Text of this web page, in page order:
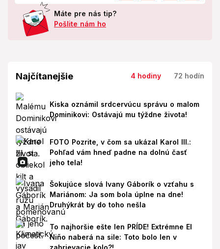
Máte pre nás tip?
Pošlite nám ho
Najčítanejšie 4 hodiny 72 hodín
Kiska oznámil srdcervúcu správu o malom
Dominikovi: Ostávajú mu týždne života!
FOTO Pozrite, v čom sa ukázal Karol III.:
Pohľad vám hneď padne na dolnú časť
jeho tela!
Šokujúce slová Ivany Gáborík o vzťahu s
Mariánom: Ja som bola úplne na dne!
Druhýkrát by do toho nešla
To najhoršie ešte len PRÍDE! Extrémne El
Niño naberá na sile: Toto bolo len v
zahrievacie kolo?!